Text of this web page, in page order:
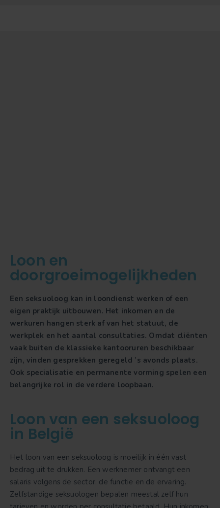
Loon en
doorgroeimogelijkheden
Een seksuoloog kan in loondienst werken of een
eigen praktijk uitbouwen. Het inkomen en de
werkuren hangen sterk af van het statuut, de
werkplek en het aantal consultaties. Omdat cliënten
vaak buiten de klassieke kantooruren beschikbaar
zijn, vinden gesprekken geregeld ’s avonds plaats.
Ook specialisatie en permanente vorming spelen een
belangrijke rol in de verdere loopbaan.
Loon van een seksuoloog
in België
Het loon van een seksuoloog is moeilijk in één vast
bedrag uit te drukken. Een werknemer ontvangt een
salaris volgens de sector, de functie en de ervaring.
Zelfstandige seksuologen bepalen meestal zelf hun